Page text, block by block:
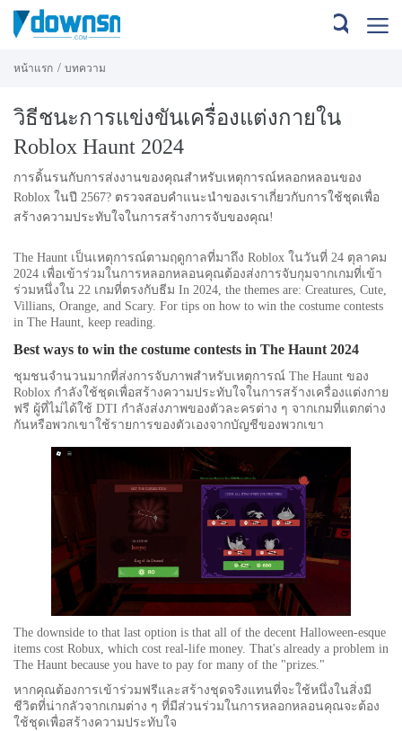
หน้าแรก / บทความ
วิธีชนะการแข่งขันเครื่องแต่งกายใน
Roblox Haunt 2024
การดิ้นรนกับการส่งงานของคุณสำหรับเหตุการณ์หลอกหลอนของ
Roblox ในปี 2567? ตรวจสอบคำแนะนำของเราเกี่ยวกับการใช้ชุดเพื่อ
สร้างความประทับใจในการสร้างการจับของคุณ!
The Haunt เป็นเหตุการณ์ตามฤดูกาลที่มาถึง Roblox ในวันที่ 24 ตุลาคม
2024 เพื่อเข้าร่วมในการหลอกหลอนคุณต้องส่งการจับกุมจากเกมที่เข้า
ร่วมหนึ่งใน 22 เกมที่ตรงกับธีม In 2024, the themes are: Creatures, Cute,
Villians, Orange, and Scary. For tips on how to win the costume contests
in The Haunt, keep reading.
Best ways to win the costume contests in The Haunt 2024
ชุมชนจำนวนมากที่ส่งการจับภาพสำหรับเหตุการณ์ The Haunt ของ
Roblox กำลังใช้ชุดเพื่อสร้างความประทับใจในการสร้างเครื่องแต่งกาย
ฟรี ผู้ที่ไม่ได้ใช้ DTI กำลังส่งภาพของตัวละครต่าง ๆ จากเกมที่แตกต่าง
กันหรือพวกเขาใช้รายการของตัวเองจากบัญชีของพวกเขา
The downside to that last option is that all of the decent Halloween-esque
items cost Robux, which cost real-life money. That's already a problem in
The Haunt because you have to pay for many of the "prizes."
หากคุณต้องการเข้าร่วมฟรีและสร้างชุดจริงแทนที่จะใช้หนึ่งในสิ่งมี
ชีวิตที่น่ากลัวจากเกมต่าง ๆ ที่มีส่วนร่วมในการหลอกหลอนคุณจะต้อง
ใช้ชุดเพื่อสร้างความประทับใจ